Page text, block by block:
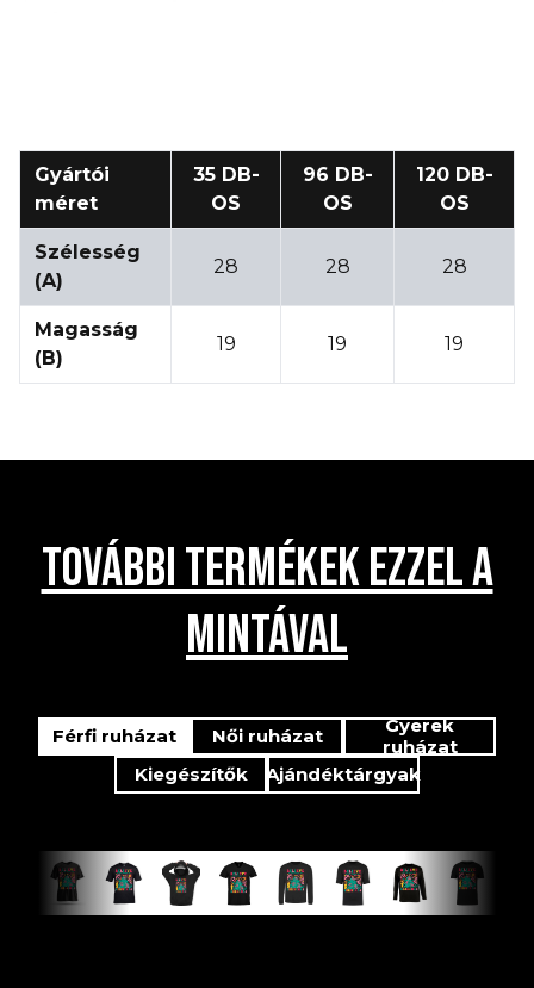
Gyártói
méret
35 DB-
OS
96 DB-
OS
120 DB-
OS
Szélesség
(A)
28 28 28
Magasság
(B)
19 19 19
TOVÁBBI TERMÉKEK EZZEL A
MINTÁVAL
Férfi ruházat Női ruházat
Gyerek
ruházat
Kiegészítők
Ajándéktárgyak